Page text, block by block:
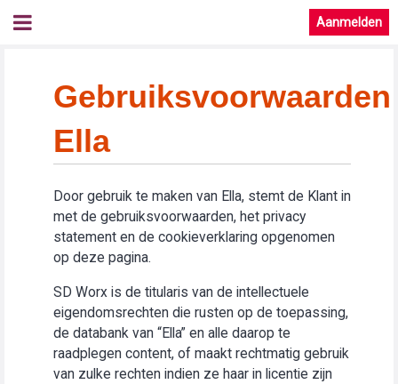
Aanmelden
Gebruiksvoorwaarden
Ella
Door gebruik te maken van Ella, stemt de Klant in
met de gebruiksvoorwaarden, het privacy
statement en de cookieverklaring opgenomen
op deze pagina.
SD Worx is de titularis van de intellectuele
eigendomsrechten die rusten op de toepassing,
de databank van “Ella” en alle daarop te
raadplegen content, of maakt rechtmatig gebruik
van zulke rechten indien ze haar in licentie zijn